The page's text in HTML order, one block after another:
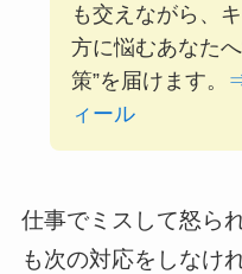
も交えながら、
方に悩むあなた
策”を届けます。
ィール
仕事でミスして怒ら
も次の対応をしなけ